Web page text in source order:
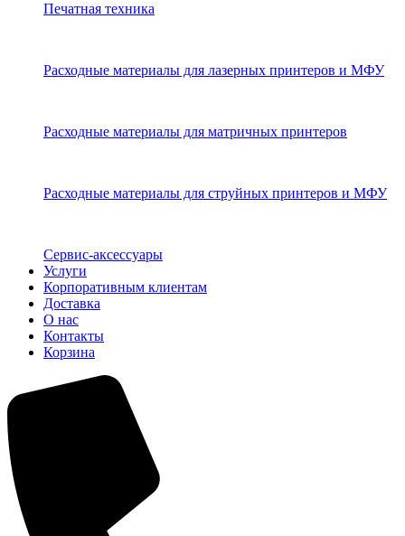
Печатная техника
Расходные материалы для лазерных принтеров и МФУ
Расходные материалы для матричных принтеров
Расходные материалы для струйных принтеров и МФУ
Сервис-аксессуары
Услуги
Корпоративным клиентам
Доставка
О нас
Контакты
Корзина